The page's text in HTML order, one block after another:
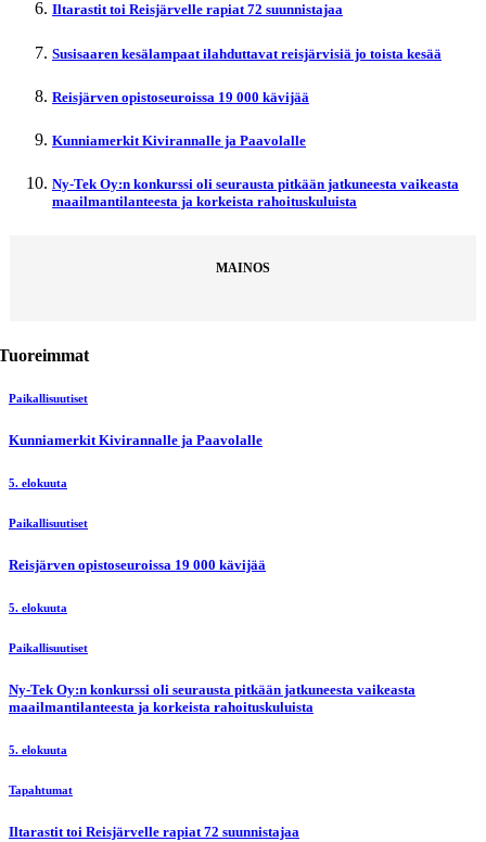
Iltarastit toi Reisjärvelle rapiat 72 suunnistajaa
Susisaaren kesälampaat ilahduttavat reisjärvisiä jo toista kesää
Reisjärven opistoseuroissa 19 000 kävijää
Kunniamerkit Kivirannalle ja Paavolalle
Ny-Tek Oy:n konkurssi oli seurausta pitkään jatkuneesta vaikeasta
maailmantilanteesta ja korkeista rahoituskuluista
MAINOS
Paikallisuutiset
Kunniamerkit Kivirannalle ja Paavolalle
5. elokuuta
Paikallisuutiset
Reisjärven opistoseuroissa 19 000 kävijää
5. elokuuta
Paikallisuutiset
Ny-Tek Oy:n konkurssi oli seurausta pitkään jatkuneesta vaikeasta
maailmantilanteesta ja korkeista rahoituskuluista
5. elokuuta
Tapahtumat
Iltarastit toi Reisjärvelle rapiat 72 suunnistajaa